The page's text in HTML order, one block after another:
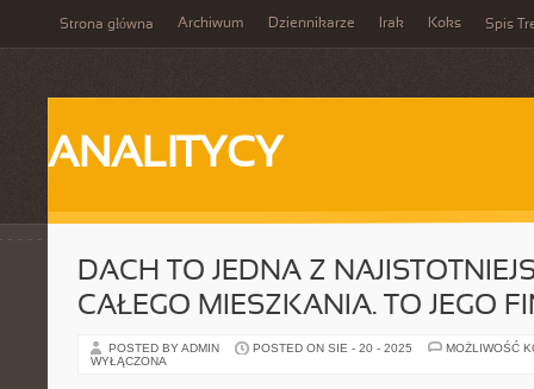
Strona główna Archiwum Dziennikarze Irak Koks Spis
ANALITYCY
DACH TO JEDNA Z
CAŁEGO MIESZKANIA. TO JEGO
POSTED BY ADMIN POSTED ON SIE - 20 - 2025
MOŻLIWOŚĆ
WYŁĄCZONA